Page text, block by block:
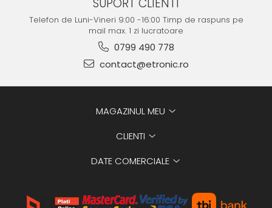
SUPORT CLIENTI
Telefon de Luni-Vineri 9:00 -16:00 Timp de raspuns pe
mail max. 1 zi lucratoare
0799 490 778
contact@etronic.ro
MAGAZINUL MEU
CLIENTI
DATE COMERCIALE